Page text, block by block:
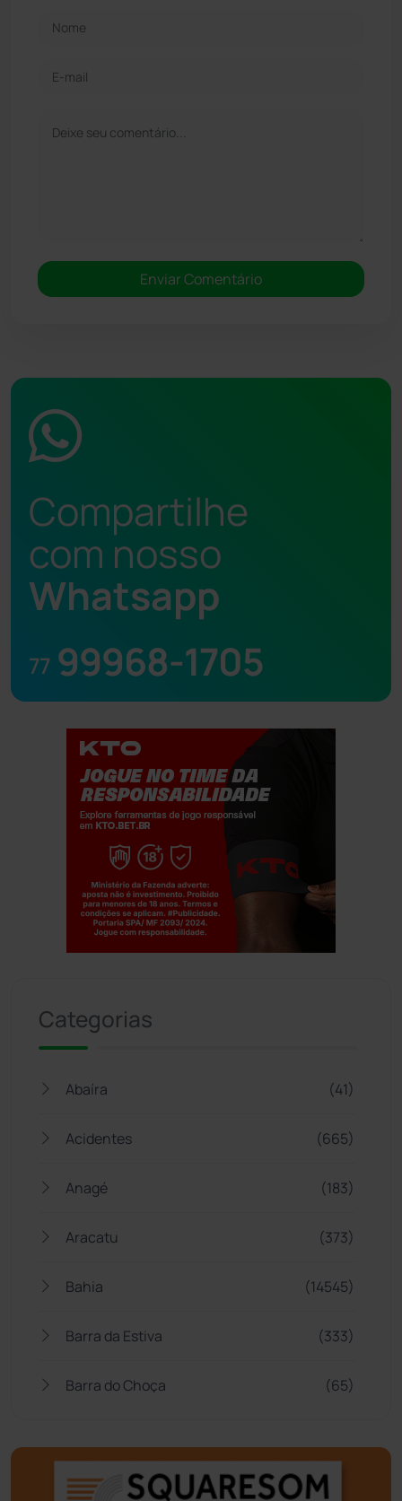
Compartilhe
com nosso
Whatsapp
77 99968-1705
Categorias
Abaíra (41)
Acidentes (665)
Anagé (183)
Aracatu (373)
Bahia (14545)
Barra da Estiva (333)
Barra do Choça (65)
Bom Jesus da Lapa (506)